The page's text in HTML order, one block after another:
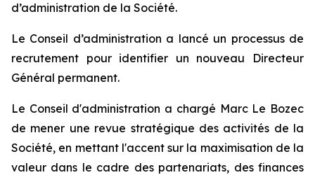
d’administration de la Société.
Le Conseil d’administration a lancé un processus de
recrutement pour identifier un nouveau Directeur
Général permanent.
Le Conseil d'administration a chargé Marc Le Bozec
de mener une revue stratégique des activités de la
Société, en mettant l'accent sur la maximisation de la
valeur dans le cadre des partenariats, des finances